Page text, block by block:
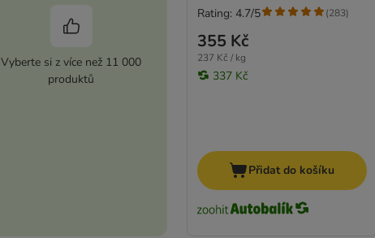
Vyberte si z více než 11 000
produktů
355 Kč
237 Kč / kg
337 Kč
Rating: 4.7/5 (283)
Přidat do košíku